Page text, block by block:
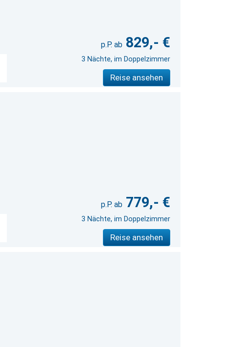
829,- €
3 Nächte, im Doppelzimmer
Reise ansehen
779,- €
3 Nächte, im Doppelzimmer
Reise ansehen